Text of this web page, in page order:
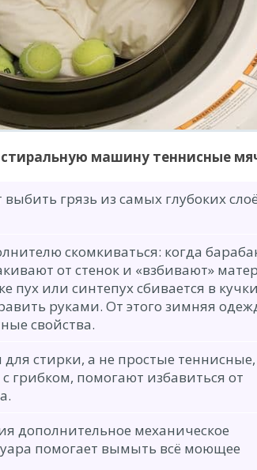
машину теннисные
выбить грязь из самых глубоких
скомкиваться: когда
от стенок и «взбивают»
пух или синтепух сбивается в
руками. От этого зимняя
свойства.
стирки, а не простые теннисные,
грибком, помогают избавиться от
дополнительное механическое
помогает вымыть всё моющее